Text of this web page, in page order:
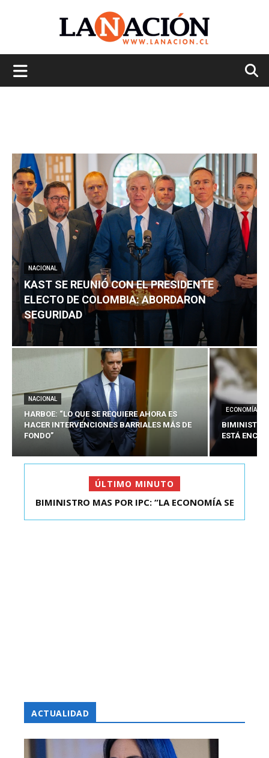
NACIONAL
KAST SE REUNIÓ CON EL PRESIDENTE
ELECTO DE COLOMBIA: ABORDARON
SEGURIDAD
NACIONAL
HARBOE: “LO QUE SE REQUIERE AHORA ES
HACER INTERVENCIONES BARRIALES MÁS DE
FONDO”
ECONOMÍA
BIMINISTRO
ESTÁ
ÚLTIMO MINUTO
KAST SE REUNIÓ CON EL PRESIDENTE ELECTO DE
BIMINISTRO MAS POR IPC: “LA ECONOMÍA SE
ACTUALIDAD